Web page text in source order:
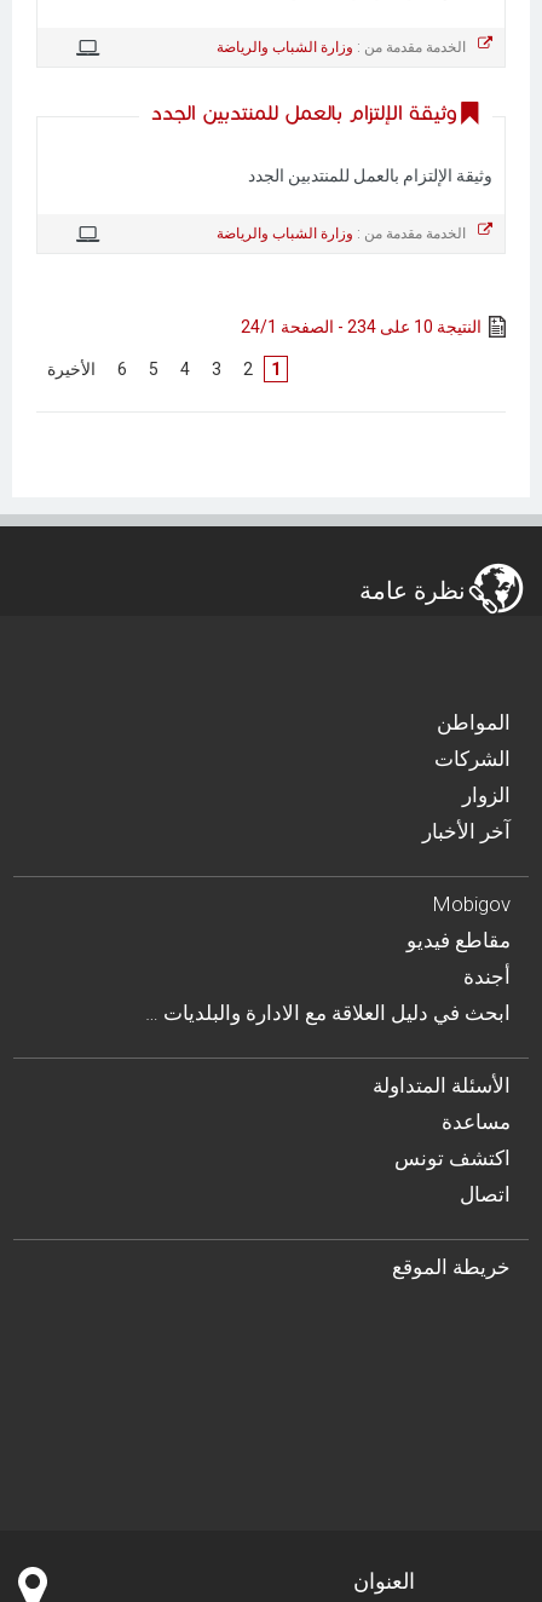
الخدمة مقدمة من : وزارة الشباب والرياضة
وثيقة الإلتزام بالعمل للمنتدبين الجدد
وثيقة الإلتزام بالعمل للمنتدبين الجدد
الخدمة مقدمة من : وزارة الشباب والرياضة
النتيجة 10 على 234 - الصفحة 24/1
1
2
3
4
5
6 الأخيرة
نظرة عامة
المواطن
الشركات
الزوار
آخر الأخبار
Mobigov
مقاطع فيديو
أجندة
… ابحث في دليل العلاقة مع الادارة والبلديات
الأسئلة المتداولة
مساعدة
اكتشف تونس
اتصال
خريطة الموقع
العنوان